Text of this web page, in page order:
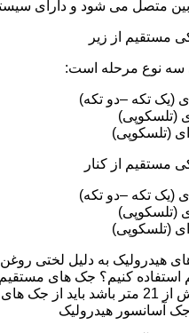
متصل می شود و دارای
مستقیم از زیر
سه نوع مرحله است:
(یک تکه –دو تکه)
(تلسکوپی)
(تلسکوپی)
مستقیم از کنار
(یک تکه –دو تکه)
(تلسکوپی)
(تلسکوپی)
هیدرولیک به دلیل لختی
شود.
جک آسانسور هیدرولیک